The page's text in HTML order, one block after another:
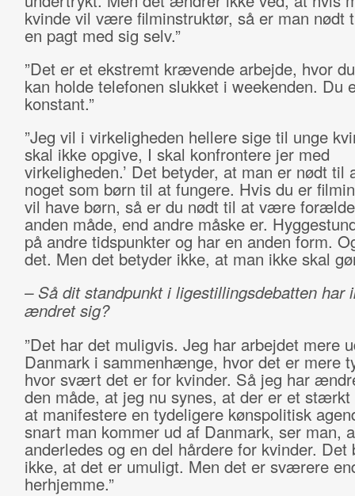
kvinde vil være filminstruktør, så er man nødt
en pagt med sig selv.”
”Det er et ekstremt krævende arbejde, hvor
kan holde telefonen slukket i weekenden. Du
konstant.”
”Jeg vil i virkeligheden hellere sige til unge
skal ikke opgive, I skal konfrontere jer med
virkeligheden.’ Det betyder, at man er nødt til
noget som børn til at fungere. Hvis du er
vil have børn, så er du nødt til at være
anden måde, end andre måske er.
på andre tidspunkter og har en anden form.
det. Men det betyder ikke, at man ikke skal
– Så dit standpunkt i ligestillingsdebatten har
ændret sig?
”Det har det muligvis. Jeg har arbejdet mere
Danmark i sammenhænge, hvor det er mere
hvor svært det er for kvinder. Så jeg har
den måde, at jeg nu synes, at der er et stærkt
at manifestere en tydeligere kønspolitisk
snart man kommer ud af Danmark, ser man,
anderledes og en del hårdere for kvinder. Det
ikke, at det er umuligt. Men det er sværere
herhjemme.”